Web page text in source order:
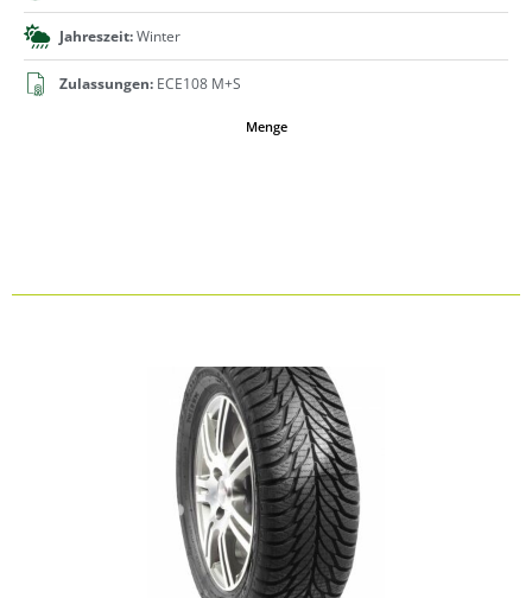
Jahreszeit:Winter
Zulassungen: ECE108 M+S
Menge